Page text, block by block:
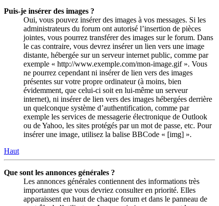
Puis-je insérer des images ?
Oui, vous pouvez insérer des images à vos messages. Si les
administrateurs du forum ont autorisé l’insertion de pièces
jointes, vous pourrez transférer des images sur le forum. Dans
le cas contraire, vous devrez insérer un lien vers une image
distante, hébergée sur un serveur internet public, comme par
exemple « http://www.exemple.com/mon-image.gif ». Vous
ne pourrez cependant ni insérer de lien vers des images
présentes sur votre propre ordinateur (à moins, bien
évidemment, que celui-ci soit en lui-même un serveur
internet), ni insérer de lien vers des images hébergées derrière
un quelconque système d’authentification, comme par
exemple les services de messagerie électronique de Outlook
ou de Yahoo, les sites protégés par un mot de passe, etc. Pour
insérer une image, utilisez la balise BBCode « [img] ».
Haut
Que sont les annonces générales ?
Les annonces générales contiennent des informations très
importantes que vous devriez consulter en priorité. Elles
apparaissent en haut de chaque forum et dans le panneau de